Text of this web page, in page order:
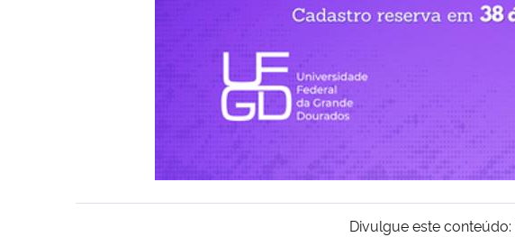
Divulgue este conteúdo: